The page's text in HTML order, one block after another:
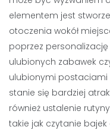
elementem jest
otoczenia wokół
poprzez
ulubionych zabawek
ulubionymi postaciami
stanie się bardziej
również ustalenie
takie jak czytanie